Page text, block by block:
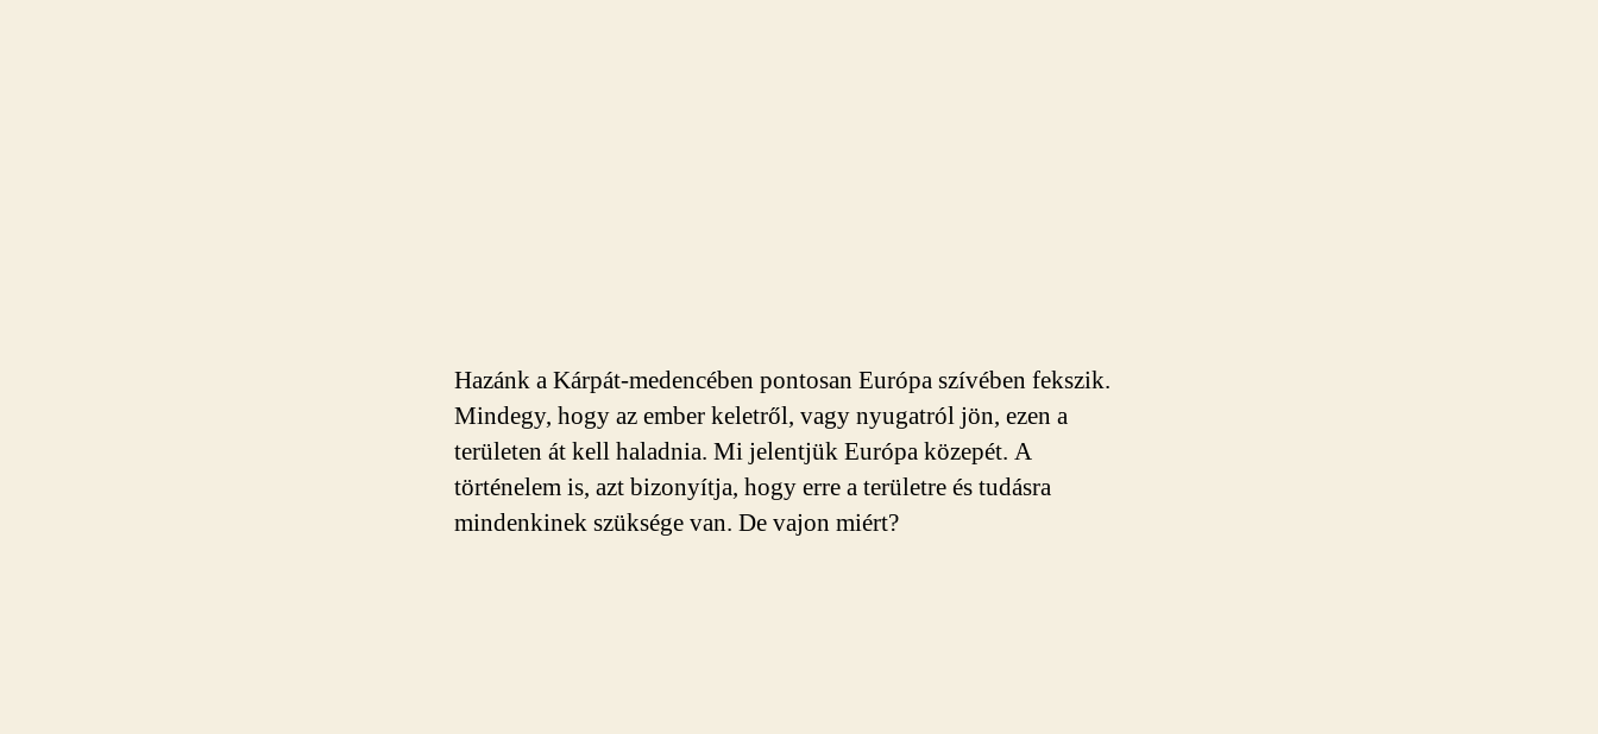
Hazánk a Kárpát-medencében pontosan Európa szívében fekszik.
Mindegy, hogy az ember keletről, vagy nyugatról jön, ezen a
területen át kell haladnia. Mi jelentjük Európa közepét. A
történelem is, azt bizonyítja, hogy erre a területre és tudásra
mindenkinek szüksége van. De vajon miért?